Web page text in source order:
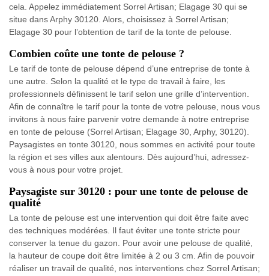
cela. Appelez immédiatement Sorrel Artisan; Elagage 30 qui se
situe dans Arphy 30120. Alors, choisissez à Sorrel Artisan;
Elagage 30 pour l’obtention de tarif de la tonte de pelouse.
Combien coûte une tonte de pelouse ?
Le tarif de tonte de pelouse dépend d’une entreprise de tonte à
une autre. Selon la qualité et le type de travail à faire, les
professionnels définissent le tarif selon une grille d’intervention.
Afin de connaître le tarif pour la tonte de votre pelouse, nous vous
invitons à nous faire parvenir votre demande à notre entreprise
en tonte de pelouse (Sorrel Artisan; Elagage 30, Arphy, 30120).
Paysagistes en tonte 30120, nous sommes en activité pour toute
la région et ses villes aux alentours. Dès aujourd’hui, adressez-
vous à nous pour votre projet.
Paysagiste sur 30120 : pour une tonte de pelouse de
qualité
La tonte de pelouse est une intervention qui doit être faite avec
des techniques modérées. Il faut éviter une tonte stricte pour
conserver la tenue du gazon. Pour avoir une pelouse de qualité,
la hauteur de coupe doit être limitée à 2 ou 3 cm. Afin de pouvoir
réaliser un travail de qualité, nos interventions chez Sorrel Artisan;